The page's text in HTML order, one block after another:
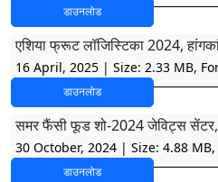
डाउनलोड
एशिया फ्रूट लॉजिस्टिका 2024,
16 April, 2025 | Size: 2.33 MB,
डाउनलोड
समर फैंसी फूड शो-2024 जेविट्स सेंटर,
30 October, 2024 | Size: 4.88
डाउनलोड